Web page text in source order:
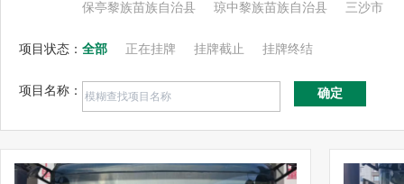
保亭黎族苗族自治县 琼中黎族苗族自治县 三沙市
项目状态： 全部 正在挂牌 挂牌截止 挂牌终结
项目名称： 确定